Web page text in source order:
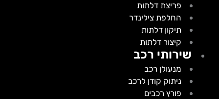
פריצת דלתות
החלפת צילינדר
תיקון דלתות
קיצור דלתות
שירותי רכב
מנעולן רכב
ניתוק קודן לרכב
פורץ רכבים